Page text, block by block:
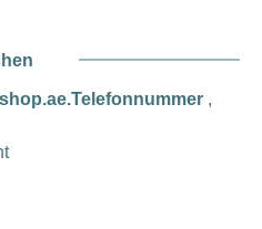
shop.ae.Telefonnummer ,